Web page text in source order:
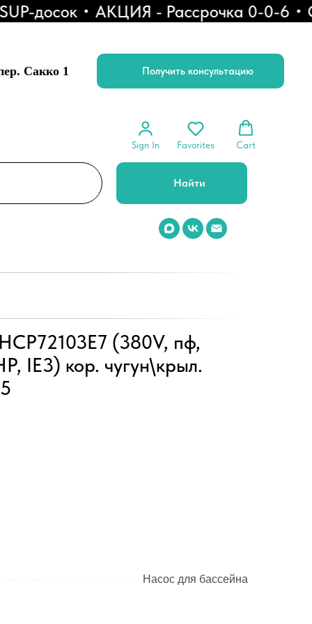
досок АКЦИЯ - Рассрочка 0-0-6
Сакко 1 Получить консультацию
Sign In Favorites Cart
Найти
(380V, пф,
IE3) кор. чугун\крыл.
Насос для бассейна